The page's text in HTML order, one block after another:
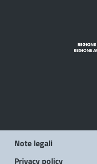
Note legali
Privacy policy